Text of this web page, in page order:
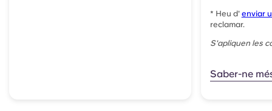
* Heu d' enviar
reclamar.
S'apliquen les
Saber-ne